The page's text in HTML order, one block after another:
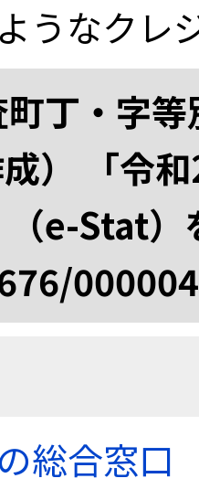
うなクレ
町丁・字
成） 「令
e-Stat）
総合窓口